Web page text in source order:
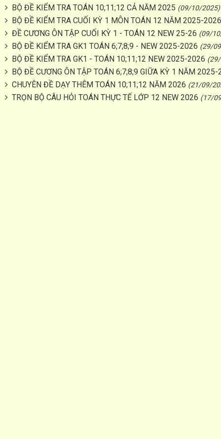
BỘ ĐỀ KIỂM TRA TOÁN 10;11;12 CẢ NĂM 2025 (09/10/2025)
BỘ ĐỀ KIỂM TRA CUỐI KỲ 1 MÔN TOÁN 12 NĂM 2025-2026
ĐỀ CƯƠNG ÔN TẬP CUỐI KỲ 1 - TOÁN 12 NEW 25-26 (09/
BỘ ĐỀ KIỂM TRA GK1 TOÁN 6;7;8;9 - NEW 2025-2026 (29/
BỘ ĐỀ KIỂM TRA GK1 - TOÁN 10;11;12 NEW 2025-2026
BỘ ĐỀ CƯƠNG ÔN TẬP TOÁN 6;7;8;9 GIỮA KỲ 1 NĂM
CHUYÊN ĐỀ DẠY THÊM TOÁN 10;11;12 NĂM 2026 (21/09/
TRỌN BỘ CÂU HỎI TOÁN THỰC TẾ LỚP 12 NEW 2026 (17/